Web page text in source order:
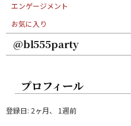
エンゲージメント
お気に入り
@bl555party
プロフィール
登録日: 2ヶ月、 1週前